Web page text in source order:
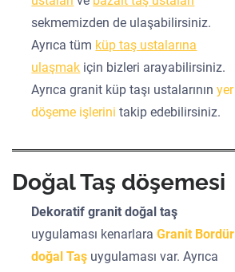
sekmemizden de ulaşabilirsiniz.
Ayrıca tüm küp taş ustalarına
ulaşmak için bizleri arayabilirsiniz.
Ayrıca granit küp taşı ustalarının yer
döşeme işlerini takip edebilirsiniz.
Doğal Taş döşemesi
Dekoratif granit doğal taş
uygulaması kenarlaraGranit Bordür
doğal Taş uygulaması var. Ayrıca